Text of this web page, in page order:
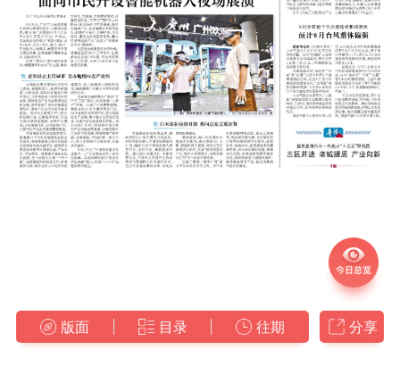
版面 目录 往期 分享